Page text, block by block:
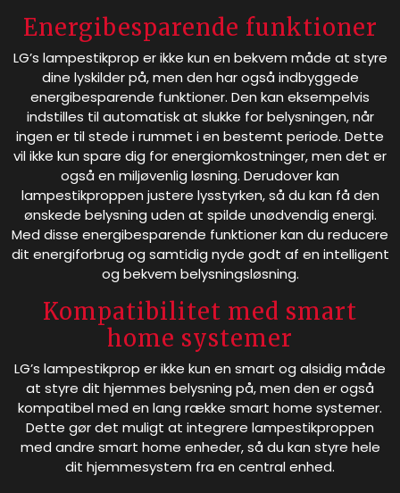
Energibesparende funktioner
LG’s lampestikprop er ikke kun en bekvem måde at styre
dine lyskilder på, men den har også indbyggede
energibesparende funktioner. Den kan eksempelvis
indstilles til automatisk at slukke for belysningen, når
ingen er til stede i rummet i en bestemt periode. Dette
vil ikke kun spare dig for energiomkostninger, men det er
også en miljøvenlig løsning. Derudover kan
lampestikproppen justere lysstyrken, så du kan få den
ønskede belysning uden at spilde unødvendig energi.
Med disse energibesparende funktioner kan du reducere
dit energiforbrug og samtidig nyde godt af en intelligent
og bekvem belysningsløsning.
Kompatibilitet med smart
home systemer
LG’s lampestikprop er ikke kun en smart og alsidig måde
at styre dit hjemmes belysning på, men den er også
kompatibel med en lang række smart home systemer.
Dette gør det muligt at integrere lampestikproppen
med andre smart home enheder, så du kan styre hele
dit hjemmesystem fra en central enhed.